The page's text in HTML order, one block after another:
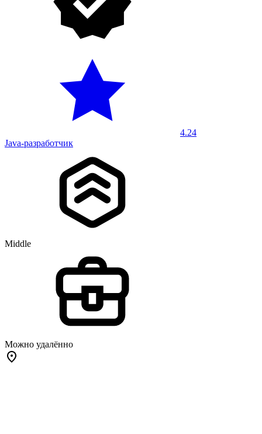
4.24
Java-разработчик
Middle
Можно удалённо